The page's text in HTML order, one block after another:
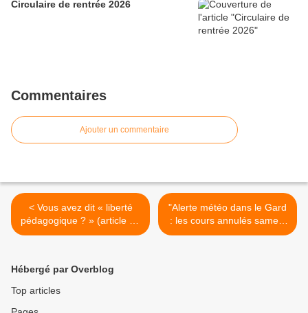
Circulaire de rentrée 2026
Commentaires
Ajouter un commentaire
< Vous avez dit « liberté
pédagogique ? » (article de
Bernard Collot publié sur le
"Alerte météo dans le Gard
: les cours annulés samedi
dans les lycées" (AFP via
Hébergé par Overblog
Top articles